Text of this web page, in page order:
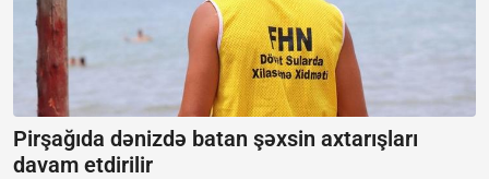
Pirşağıda dənizdə batan şəxsin axtarışları
davam etdirilir